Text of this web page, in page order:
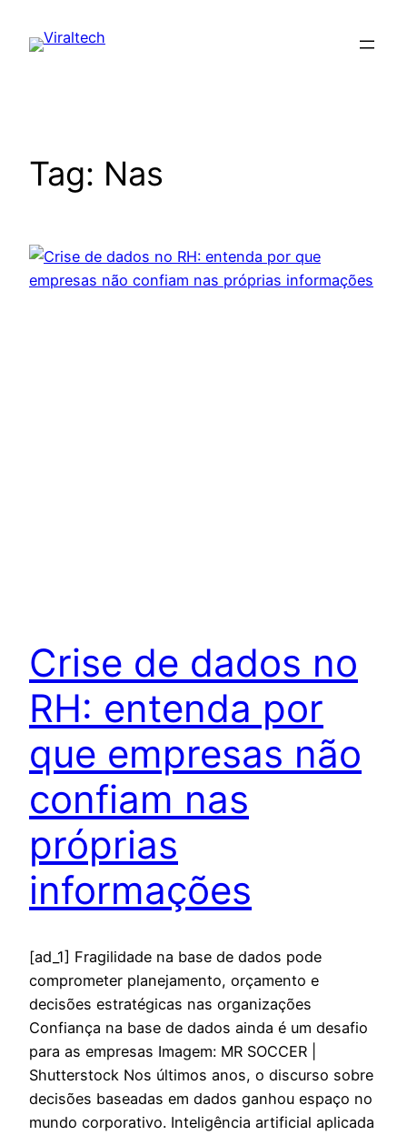
para
Tag: Nas
Crise de dados no
RH: entenda por
que empresas não
confiam nas
próprias
informações
[ad_1] Fragilidade na base de dados pode
comprometer planejamento, orçamento e
decisões estratégicas nas organizações
Confiança na base de dados ainda é um desafio
para as empresas Imagem: MR SOCCER |
Shutterstock Nos últimos anos, o discurso sobre
decisões baseadas em dados ganhou espaço no
mundo corporativo. Inteligência artificial aplicada